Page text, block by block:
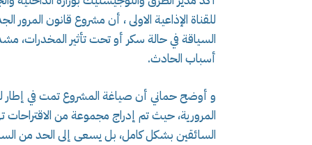
للقناة الإذاعية الاولى ، أن مشروع قانون
السياقة في حالة سكر أو تحت تأثير المخدرات،
أسباب الحادث.
و أوضح حماني أن صياغة المشروع تمت في
المرورية، حيث تم إدراج مجموعة من
السائقين بشكل كامل، بل يسعى إلى الحد من